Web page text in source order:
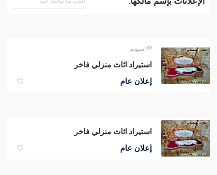
اسيوط
استيراد اثاث منزلي فاخر
إعلان عام
استيراد اثاث منزلي فاخر
إعلان عام